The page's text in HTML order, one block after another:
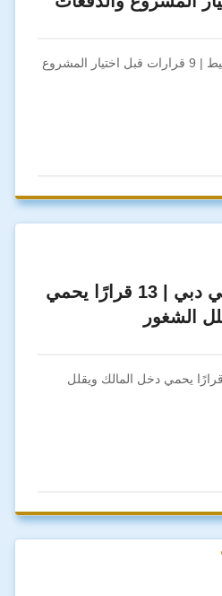
شراء شقة في دبي بالتقسيط | 9 قرارات قبل اختيار المشروع
إدارة عقارات في دبي | 13 قرارًا يحمي
الشغور
إدارة عقارات في دبي | 13 قرارًا يحمي دخل المالك ويقلل